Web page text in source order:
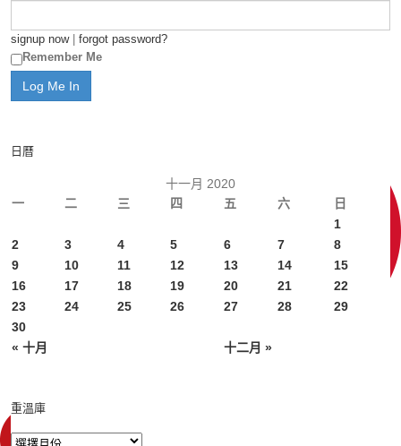
signup now| forgot password?
Remember Me
日曆
十一月 2020
一
二 三 四 五 六 日
« 十月 十二月 »
1
2
3 4 5 6 7
8
9
10 11 12 13 14
15
16
17 18 19 20 21
22
23
24 25 26 27 28
29
30
重溫庫